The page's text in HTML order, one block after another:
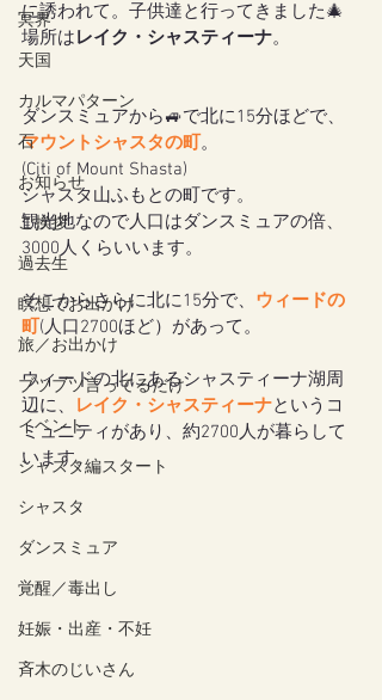
冥界
天国
カルマパターン
石
お知らせ
ご挨拶
過去生
瞑想でお出かけ
旅／お出かけ
ブツブツ言ってるだけ
イベント
シャスタ編スタート
シャスタ
ダンスミュア
覚醒／毒出し
妊娠・出産・不妊
斉木のじいさん
に誘われて。子供達と行ってきました🎄
場所はレイク・シャスティーナ。
ダンスミュアから🚙で北に15分ほどで、
マウントシャスタの町。
(Citi of Mount Shasta)
シャスタ山ふもとの町です。
観光地なので人口はダンスミュアの倍、
3000人くらいいます。
そこからさらに北に15分で、 ウィードの
町(人口2700ほど）があって。
ウィードの北にあるシャスティーナ湖周
辺に、
レイク・シャスティーナというコ
ミュニティがあり、約2700人が暮らして
います。